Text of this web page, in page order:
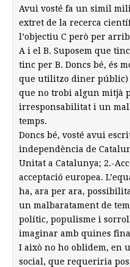
Avui vosté fa un simil
extret de la recerca
l’objectiu C però per
A i el B. Suposem que
tinc per B. Doncs bé, és
que utilitzo diner públic)
que no trobi algun mitjà
irresponsabilitat i un
temps.
Doncs bé, vosté avui
independència de
Unitat a Catalunya; 2.-
acceptació europea.
ha, ara per ara,
un malbaratament de
polític, populisme i
imaginar amb quines
I això no ho oblidem, en
social, que requeriria